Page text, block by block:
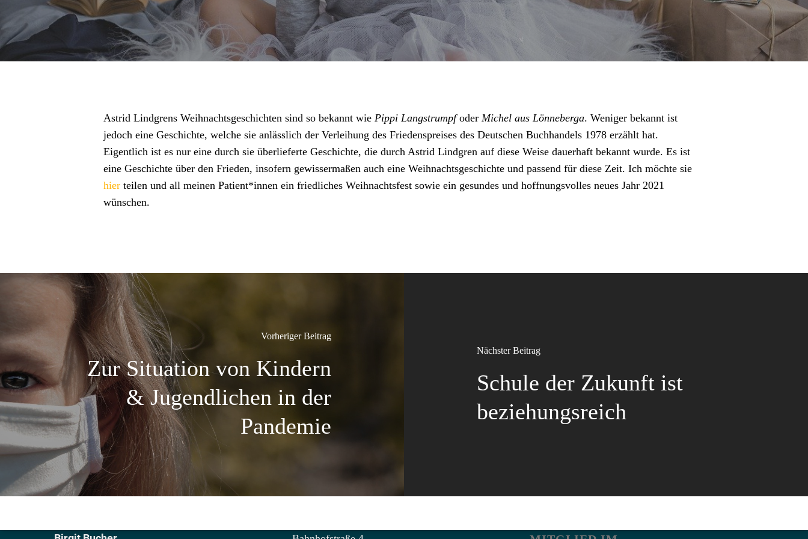
Astrid Lindgrens Weihnachtsgeschichten sind so bekannt wie Pippi Langstrumpfoder Michel aus Lönneberga. Weniger bekannt ist
jedoch eine Geschichte, welche sie anlässlich der Verleihung des Friedenspreises des Deutschen Buchhandels 1978 erzählt hat.
Eigentlich ist es nur eine durch sie überlieferte Geschichte, die durch Astrid Lindgren auf diese Weise dauerhaft bekannt wurde. Es ist
eine Geschichte über den Frieden, insofern gewissermaßen auch eine Weihnachtsgeschichte und passend für diese Zeit. Ich möchte sie
hier teilen und all meinen Patient*innen ein friedliches Weihnachtsfest sowie ein gesundes und hoffnungsvolles neues Jahr 2021
wünschen.
Vorheriger Beitrag
Zur Situation von Kindern
& Jugendlichen in der
Pandemie
Nächster Beitrag
Schule der Zukunft ist
beziehungsreich